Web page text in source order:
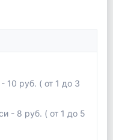
10 руб. ( от 1 до 3
- 8 руб. ( от 1 до 5